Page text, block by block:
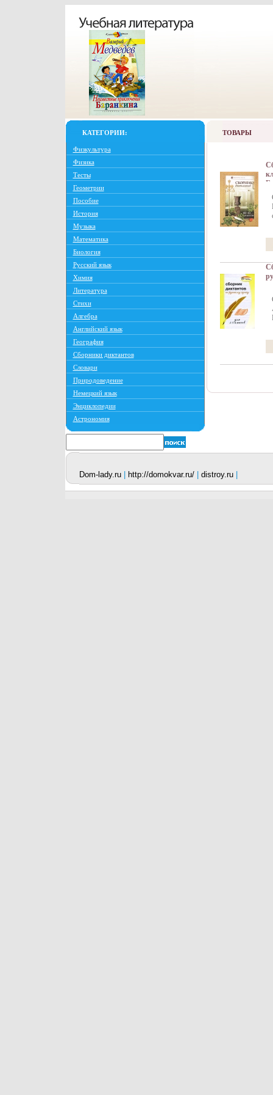
КАТЕГОРИИ:
Физкультура
Физика
Тесты
Геометрии
Пособие
История
Музыка
Математика
Биология
Русский язык
Химия
Литература
Стихи
Алгебра
Английский язык
География
Сборники диктантов
Словари
Природоведение
Немецкий язык
Энциклопедии
Астрономия
ТОВАРЫ
Dom-lady.ru| http://domokvar.ru/| distroy.ru|